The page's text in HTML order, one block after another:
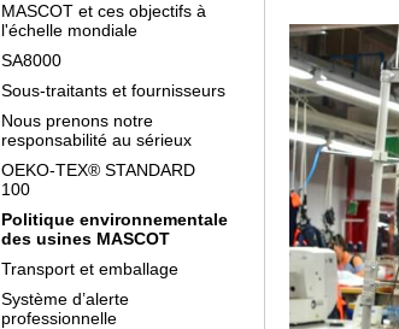
MASCOT et ces objectifs à
l'échelle mondiale
SA8000
Sous-traitants et fournisseurs
Nous prenons notre
responsabilité au sérieux
OEKO-TEX® STANDARD
100
Politique environnementale
des usines MASCOT
Transport et emballage
Système d’alerte
professionnelle